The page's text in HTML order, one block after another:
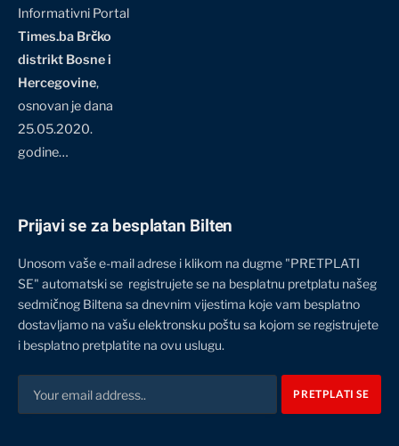
Informativni Portal
Times.ba Brčko
distrikt Bosne i
Hercegovine,
osnovan je dana
25.05.2020.
godine…
Prijavi se za besplatan Bilten
Unosom vaše e-mail adrese i klikom na dugme "PRETPLATI
SE" automatski se registrujete se na besplatnu pretplatu našeg
sedmičnog Biltena sa dnevnim vijestima koje vam besplatno
dostavljamo na vašu elektronsku poštu sa kojom se registrujete
i besplatno pretplatite na ovu uslugu.